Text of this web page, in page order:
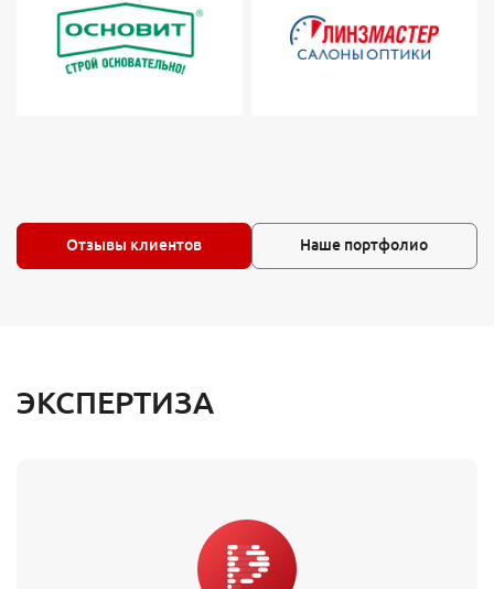
Отзывы клиентов Наше портфолио
ЭКСПЕРТИЗА